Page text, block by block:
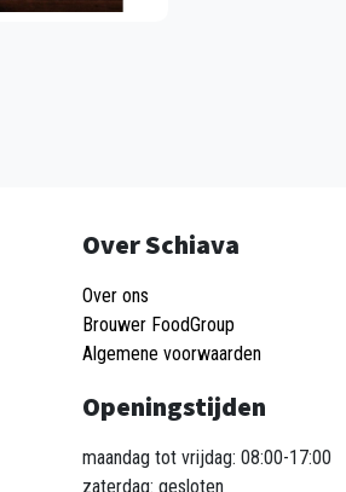
Over Schiava
Over ons
Brouwer FoodGroup
Algemene voorwaarden
Openingstijden
maandag tot vrijdag: 08:00-17:00
zaterdag: gesloten